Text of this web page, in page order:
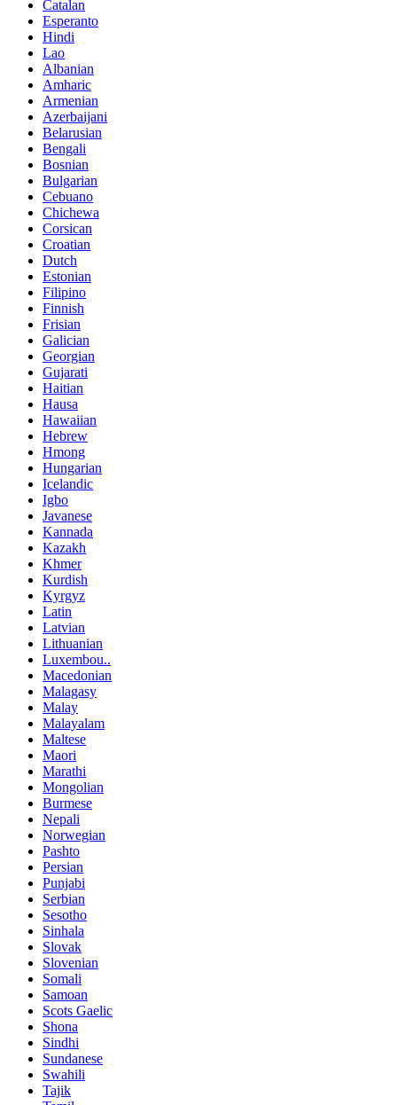
Catalan
Esperanto
Hindi
Lao
Albanian
Amharic
Armenian
Azerbaijani
Belarusian
Bengali
Bosnian
Bulgarian
Cebuano
Chichewa
Corsican
Croatian
Dutch
Estonian
Filipino
Finnish
Frisian
Galician
Georgian
Gujarati
Haitian
Hausa
Hawaiian
Hebrew
Hmong
Hungarian
Icelandic
Igbo
Javanese
Kannada
Kazakh
Khmer
Kurdish
Kyrgyz
Latin
Latvian
Lithuanian
Luxembou..
Macedonian
Malagasy
Malay
Malayalam
Maltese
Maori
Marathi
Mongolian
Burmese
Nepali
Norwegian
Pashto
Persian
Punjabi
Serbian
Sesotho
Sinhala
Slovak
Slovenian
Somali
Samoan
Scots Gaelic
Shona
Sindhi
Sundanese
Swahili
Tajik